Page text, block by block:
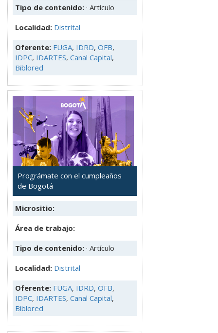
Tipo de contenido: · Artículo
Localidad: Distrital
Oferente: FUGA, IDRD, OFB,
IDPC, IDARTES, Canal Capital,
Biblored
Prográmate con el cumpleaños
de Bogotá
Micrositio:
Área de trabajo:
Tipo de contenido: · Artículo
Localidad: Distrital
Oferente: FUGA, IDRD, OFB,
IDPC, IDARTES, Canal Capital,
Biblored